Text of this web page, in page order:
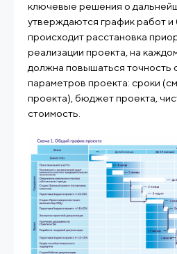
ключевые решения о
утверждаются график работ и
происходит расстановка
реализации проекта, на
должна повышаться точность
параметров проекта: сроки
проекта), бюджет проекта,
стоимость.